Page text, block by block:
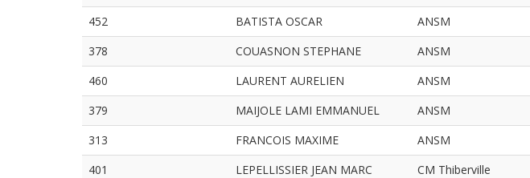
452
BATISTA OSCAR ANSM
378
COUASNON STEPHANE ANSM
460
LAURENT AURELIEN ANSM
379
MAIJOLE LAMI EMMANUEL ANSM
313
FRANCOIS MAXIME ANSM
401
LEPELLISSIER JEAN MARC CM Thiberville